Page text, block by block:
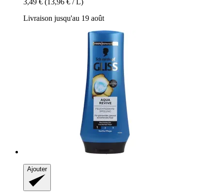
3,49 € (13,96 € / L)
Livraison jusqu'au 19 août
Ajouter